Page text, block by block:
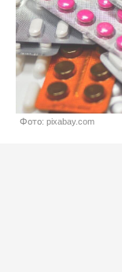
Фото: pixabay.com